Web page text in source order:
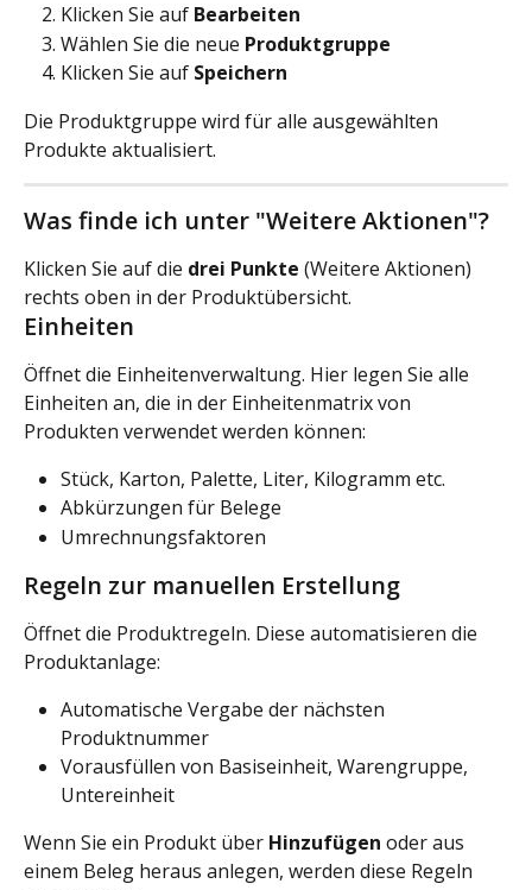
Klicken Sie auf Bearbeiten
Wählen Sie die neue Produktgruppe
Klicken Sie auf Speichern
Die Produktgruppe wird für alle ausgewählten
Produkte aktualisiert.
Was finde ich unter "Weitere Aktionen"?
Klicken Sie auf die drei Punkte (Weitere Aktionen)
rechts oben in der Produktübersicht.
Einheiten
Öffnet die Einheitenverwaltung. Hier legen Sie alle
Einheiten an, die in der Einheitenmatrix von
Produkten verwendet werden können:
Stück, Karton, Palette, Liter, Kilogramm etc.
Abkürzungen für Belege
Umrechnungsfaktoren
Regeln zur manuellen Erstellung
Öffnet die Produktregeln. Diese automatisieren die
Produktanlage:
Automatische Vergabe der nächsten
Produktnummer
Vorausfüllen von Basiseinheit, Warengruppe,
Untereinheit
Wenn Sie ein Produkt über Hinzufügen oder aus
einem Beleg heraus anlegen, werden diese Regeln